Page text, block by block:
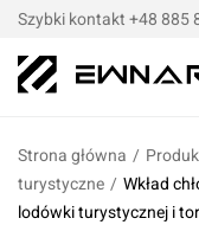
Szybki kontakt +48 885
Strona główna /
turystyczne / Wkład
lodówki turystycznej i